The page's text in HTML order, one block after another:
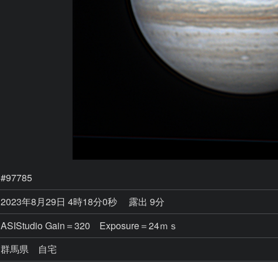
#97785
2023年8月29日 4時18分0秒
露出 9分
ASIStudio Gain＝320 Exposure＝24ｍｓ
群馬県 自宅